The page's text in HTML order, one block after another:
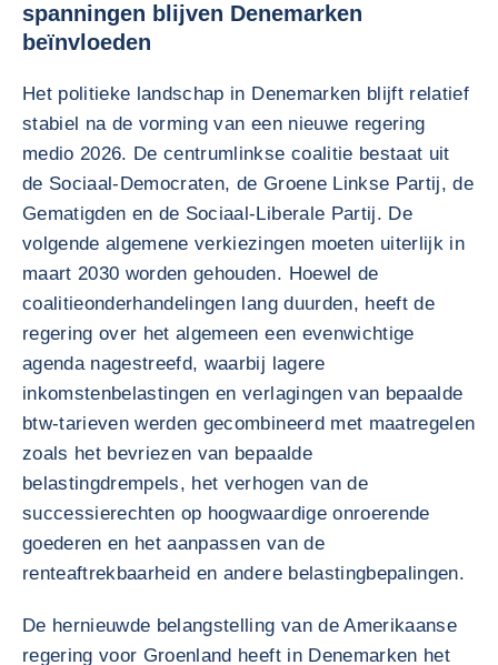
spanningen blijven Denemarken
beïnvloeden
Het politieke landschap in Denemarken blijft relatief
stabiel na de vorming van een nieuwe regering
medio 2026. De centrumlinkse coalitie bestaat uit
de Sociaal-Democraten, de Groene Linkse Partij, de
Gematigden en de Sociaal-Liberale Partij. De
volgende algemene verkiezingen moeten uiterlijk in
maart 2030 worden gehouden. Hoewel de
coalitieonderhandelingen lang duurden, heeft de
regering over het algemeen een evenwichtige
agenda nagestreefd, waarbij lagere
inkomstenbelastingen en verlagingen van bepaalde
btw-tarieven werden gecombineerd met maatregelen
zoals het bevriezen van bepaalde
belastingdrempels, het verhogen van de
successierechten op hoogwaardige onroerende
goederen en het aanpassen van de
renteaftrekbaarheid en andere belastingbepalingen.
De hernieuwde belangstelling van de Amerikaanse
regering voor Groenland heeft in Denemarken het